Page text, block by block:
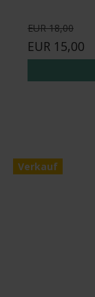
EUR 18,00
EUR 15,00
Verkauf